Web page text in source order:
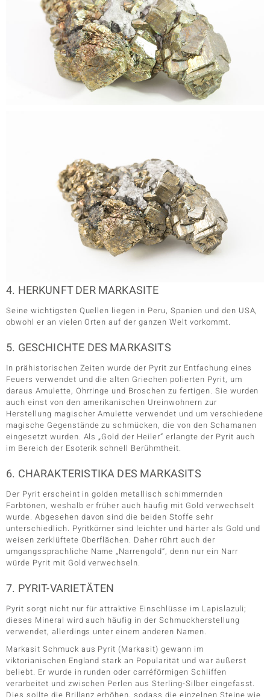
4. HERKUNFT DER MARKASITE
Seine wichtigsten Quellen liegen in Peru, Spanien und den USA,
obwohl er an vielen Orten auf der ganzen Welt vorkommt.
5. GESCHICHTE DES MARKASITS
In prähistorischen Zeiten wurde der Pyrit zur Entfachung eines
Feuers verwendet und die alten Griechen polierten Pyrit, um
daraus Amulette, Ohrringe und Broschen zu fertigen. Sie wurden
auch einst von den amerikanischen Ureinwohnern zur
Herstellung magischer Amulette verwendet und um verschiedene
magische Gegenstände zu schmücken, die von den Schamanen
eingesetzt wurden. Als „Gold der Heiler“ erlangte der Pyrit auch
im Bereich der Esoterik schnell Berühmtheit.
6. CHARAKTERISTIKA DES MARKASITS
Der Pyrit erscheint in golden metallisch schimmernden
Farbtönen, weshalb er früher auch häufig mit Gold verwechselt
wurde. Abgesehen davon sind die beiden Stoffe sehr
unterschiedlich. Pyritkörner sind leichter und härter als Gold und
weisen zerklüftete Oberflächen. Daher rührt auch der
umgangssprachliche Name „Narrengold“, denn nur ein Narr
würde Pyrit mit Gold verwechseln.
7. PYRIT-VARIETÄTEN
Pyrit sorgt nicht nur für attraktive Einschlüsse im Lapislazuli;
dieses Mineral wird auch häufig in der Schmuckherstellung
verwendet, allerdings unter einem anderen Namen.
Markasit Schmuck aus Pyrit (Markasit) gewann im
viktorianischen England stark an Popularität und war äußerst
beliebt. Er wurde in runden oder carréförmigen Schliffen
verarbeitet und zwischen Perlen aus Sterling-Silber eingefasst.